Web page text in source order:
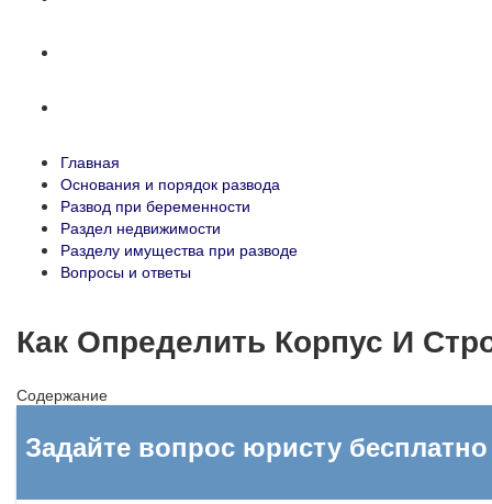
Главная
Основания и порядок развода
Развод при беременности
Раздел недвижимости
Разделу имущества при разводе
Вопросы и ответы
Как Определить Корпус И
Содержание